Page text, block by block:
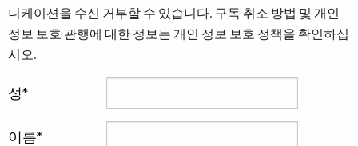
니케이션을 수신 거부할 수 있습니다. 구독 취소 방법 및 개인
정보 보호 관행에 대한 정보는 개인 정보 보호 정책을 확인하십
시오.
성
이름